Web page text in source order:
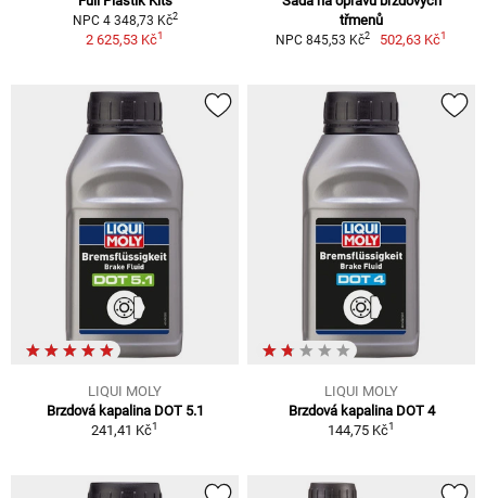
NPC 4 348,73 Kč2
2 625,53 Kč1
třmenů
NPC 845,53 Kč2 502,63 Kč1
LIQUI MOLY
Brzdová kapalina DOT 5.1
241,41 Kč1
LIQUI MOLY
Brzdová kapalina DOT 4
144,75 Kč1